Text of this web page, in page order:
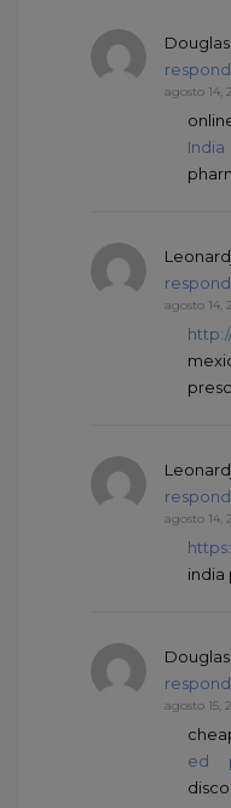
agosto 14,
agosto 14,
agosto 14,
india
agosto 15,
ed